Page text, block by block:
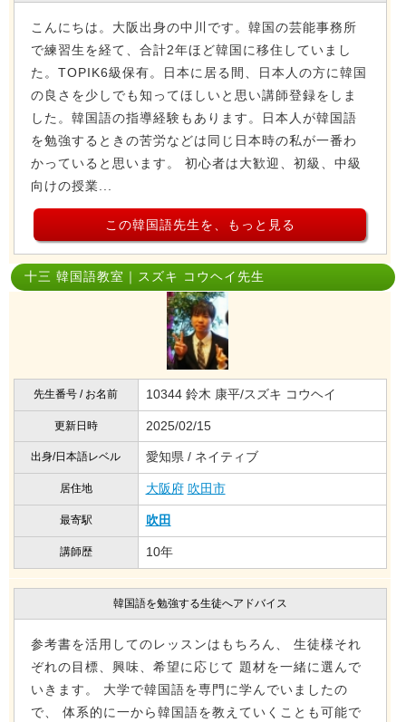
こんにちは。大阪出身の中川です。韓国の芸能事務所
で練習生を経て、合計2年ほど韓国に移住していまし
た。TOPIK6級保有。日本に居る間、日本人の方に韓国
の良さを少しでも知ってほしいと思い講師登録をしま
した。韓国語の指導経験もあります。日本人が韓国語
を勉強するときの苦労などは同じ日本時の私が一番わ
かっていると思います。 初心者は大歓迎、初級、中級
向けの授業...
この韓国語先生を、もっと見る
十三 韓国語教室｜スズキ コウヘイ先生
先生番号 / お名前 10344 鈴木 康平/スズキ コウヘイ
更新日時 2025/02/15
出身/日本語レベル 愛知県 / ネイティブ
居住地 大阪府 吹田市
最寄駅 吹田
講師歴 10年
韓国語を勉強する生徒へアドバイス
参考書を活用してのレッスンはもちろん、 生徒様それ
ぞれの目標、興味、希望に応じて 題材を一緒に選んで
いきます。 大学で韓国語を専門に学んでいましたの
で、 体系的に一から韓国語を教えていくことも可能で